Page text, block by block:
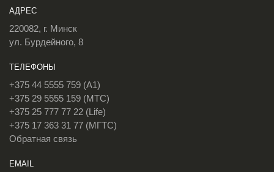
АДРЕС
220082, г. Минск
ул. Бурдейного, 8
ТЕЛЕФОНЫ
+375 44 5555 759 (A1)
+375 29 5555 159 (МТС)
+375 25 777 77 22 (Life)
+375 17 363 31 77 (МГТС)
Обратная связь
EMAIL